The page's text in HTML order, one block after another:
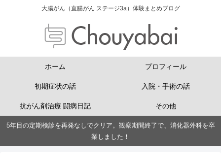
大腸がん（直腸がん ステージ3a）体験まとめブログ
ホーム プロフィール
初期症状の話 入院・手術の話
抗がん剤治療 闘病日記 その他
5年目の定期検診を再発なしでクリア。観察期間終了で、消化器外科を卒
業しました！